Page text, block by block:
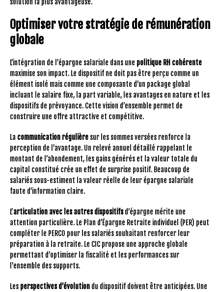
solution la plus avantageuse.
Optimiser votre stratégie de rémunération
globale
L’intégration de l’épargne salariale dans une politique RH cohérente
maximise son impact. Le dispositif ne doit pas être perçu comme un
élément isolé mais comme une composante d’un package global
incluant le salaire fixe, la part variable, les avantages en nature et les
dispositifs de prévoyance. Cette vision d’ensemble permet de
construire une offre attractive et compétitive.
La communication régulière sur les sommes versées renforce la
perception de l’avantage. Un relevé annuel détaillé rappelant le
montant de l’abondement, les gains générés et la valeur totale du
capital constitué crée un effet de surprise positif. Beaucoup de
salariés sous-estiment la valeur réelle de leur épargne salariale
faute d’information claire.
L’articulation avec les autres dispositifsd’épargne mérite une
attention particulière. Le Plan d’Épargne Retraite individuel (PER) peut
compléter le PERCO pour les salariés souhaitant renforcer leur
préparation à la retraite. Le CIC propose une approche globale
permettant d’optimiser la fiscalité et les performances sur
l’ensemble des supports.
Les perspectives d’évolution du dispositif doivent être anticipées. Une